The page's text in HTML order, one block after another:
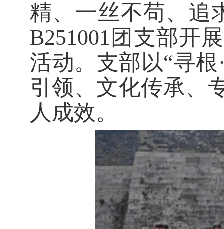
精、一丝不苟、追
B251001团支部开
活动。支部以“寻
引领、文化传承、
人成效。